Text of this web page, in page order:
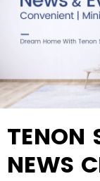
TENON
NEWS